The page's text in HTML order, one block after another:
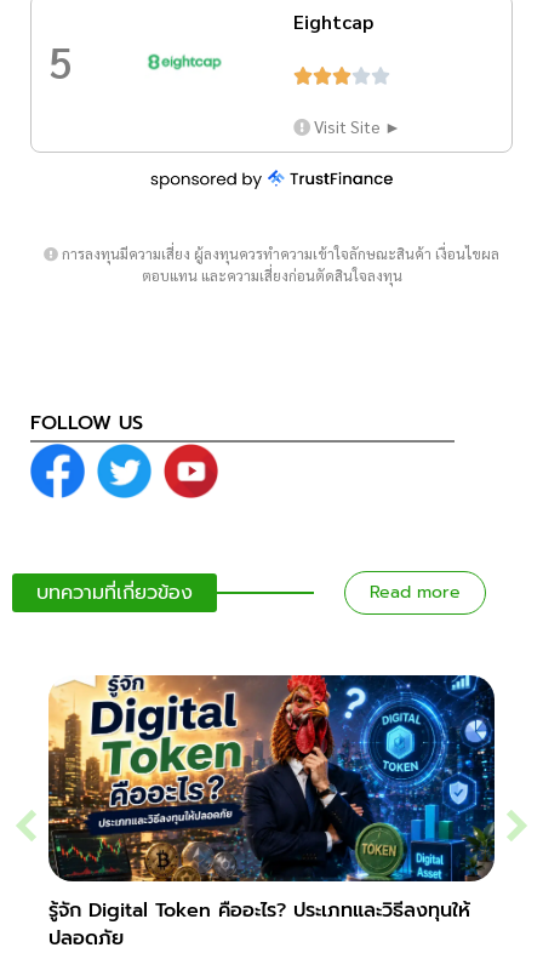
5
Eightcap

Visit Site ►
การลงทุนมีความเสี่ยง ผู้ลงทุนควรทำความเข้าใจลักษณะสินค้า เงื่อนไขผล
ตอบแทน และความเสี่ยงก่อนตัดสินใจลงทุน
FOLLOW US
บทความที่เกี่ยวข้อง Read more
รู้จัก Digital Token คืออะไร? ประเภทและวิธีลงทุนให้
ปลอดภัย